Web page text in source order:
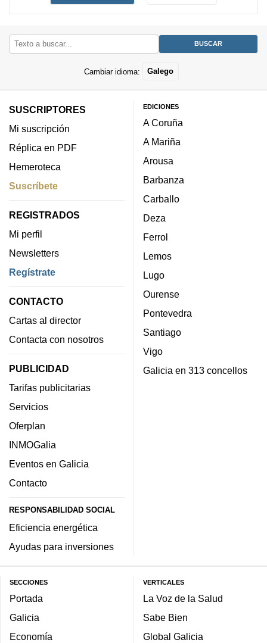
Cambiar idioma: Galego
SUSCRIPTORES
Mi suscripción
Réplica en PDF
Hemeroteca
Suscríbete
REGISTRADOS
Mi perfil
Newsletters
Regístrate
CONTACTO
Cartas al director
Contacta con nosotros
PUBLICIDAD
Tarifas publicitarias
Servicios
Oferplan
INMOGalia
Eventos en Galicia
Contacto
RESPONSABILIDAD SOCIAL
Eficiencia energética
Ayudas para inversiones
EDICIONES
A Coruña
A Mariña
Arousa
Barbanza
Carballo
Deza
Ferrol
Lemos
Lugo
Ourense
Pontevedra
Santiago
Vigo
Galicia en 313 concellos
SECCIONES
Portada
Galicia
Economía
VERTICALES
La Voz de la Salud
Sabe Bien
Global Galicia